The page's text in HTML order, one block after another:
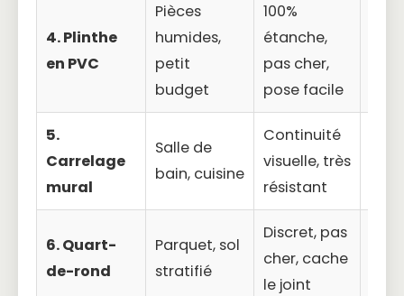
4. Plinthe
en PVC
Pièces
humides,
petit
budget
100%
étanche,
pas cher,
pose facile
5.
Carrelage
mural
Salle de
bain, cuisine
Continuité
visuelle, très
résistant
6. Quart-
de-rond
Parquet, sol
stratifié
Discret, pas
cher, cache
le joint